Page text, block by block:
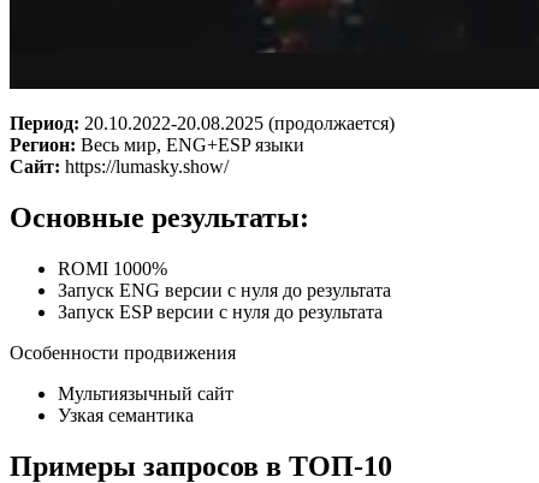
Период: 20.10.2022-20.08.2025 (продолжается)
Регион: Весь мир, ENG+ESP языки
Сайт: https://lumasky.show/
Основные результаты:
ROMI 1000%
Запуск ENG версии с нуля до результата
Запуск ESP версии с нуля до результата
Особенности продвижения
Мультиязычный сайт
Узкая семантика
Примеры запросов в ТОП-10